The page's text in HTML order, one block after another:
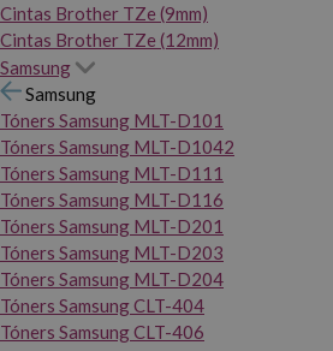
Cintas Brother TZe (9mm)
Cintas Brother TZe (12mm)
Samsung
Samsung
Tóners Samsung MLT-D101
Tóners Samsung MLT-D1042
Tóners Samsung MLT-D111
Tóners Samsung MLT-D116
Tóners Samsung MLT-D201
Tóners Samsung MLT-D203
Tóners Samsung MLT-D204
Tóners Samsung CLT-404
Tóners Samsung CLT-406